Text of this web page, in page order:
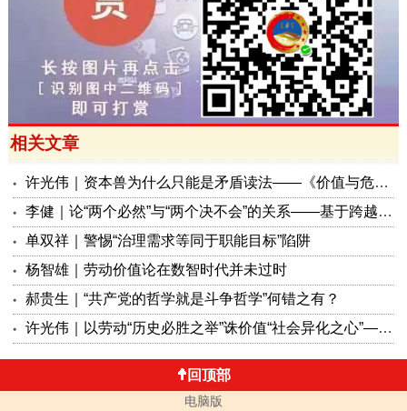
相关文章
许光伟｜资本兽为什么只能是矛盾读法——《价值与危机：〈资本论〉体系学探赜》解读之六
李健｜论“两个必然”与“两个决不会”的关系——基于跨越资本主义制度“卡夫丁峡谷”设想的反思
单双祥｜警惕“治理需求等同于职能目标”陷阱
杨智雄｜劳动价值论在数智时代并未过时
郝贵生｜“共产党的哲学就是斗争哲学”何错之有？
许光伟｜以劳动“历史必胜之举”诛价值“社会异化之心”——讲解《当前社会主义劳动价值论的理论和实践问题研究》
回顶部
电脑版